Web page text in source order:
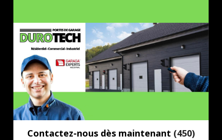
Contactez-nous dès maintenant (450)